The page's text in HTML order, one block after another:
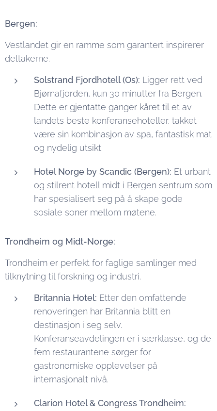
Bergen:
Vestlandet gir en ramme som garantert inspirerer
deltakerne.
Solstrand Fjordhotell (Os): Ligger rett ved
Bjørnafjorden, kun 30 minutter fra Bergen.
Dette er gjentatte ganger kåret til et av
landets beste konferansehoteller, takket
være sin kombinasjon av spa, fantastisk mat
og nydelig utsikt.
Hotel Norge by Scandic (Bergen): Et urbant
og stilrent hotell midt i Bergen sentrum som
har spesialisert seg på å skape gode
sosiale soner mellom møtene.
Trondheim og Midt-Norge:
Trondheim er perfekt for faglige samlinger med
tilknytning til forskning og industri.
Britannia Hotel: Etter den omfattende
renoveringen har Britannia blitt en
destinasjon i seg selv.
Konferanseavdelingen er i særklasse, og de
fem restaurantene sørger for
gastronomiske opplevelser på
internasjonalt nivå.
Clarion Hotel & Congress Trondheim: